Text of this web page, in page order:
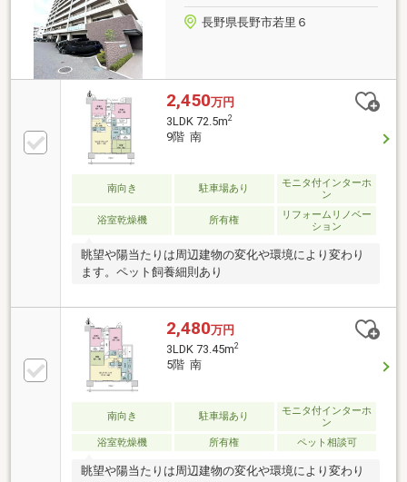
長野県長野市若里６
2,450万円
3LDK 72.5m2
9階 南
南向き 駐車場あり
モニタ付インターホ
ン
浴室乾燥機 所有権
リフォームリノベー
ション
眺望や陽当たりは周辺建物の変化や環境により変わり
ます。ペット飼養細則あり
2,480万円
3LDK 73.45m2
5階 南
南向き 駐車場あり
モニタ付インターホ
ン
浴室乾燥機
所有権 ペット相談可
眺望や陽当たりは周辺建物の変化や環境により変わり